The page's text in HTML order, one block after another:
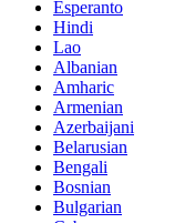
Esperanto
Hindi
Lao
Albanian
Amharic
Armenian
Azerbaijani
Belarusian
Bengali
Bosnian
Bulgarian